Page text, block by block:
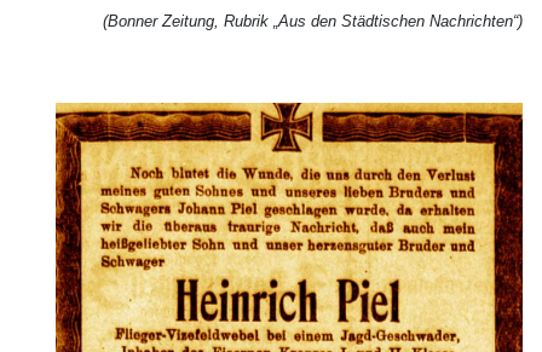
(Bonner Zeitung, Rubrik „Aus den Städtischen Nachrichten“)